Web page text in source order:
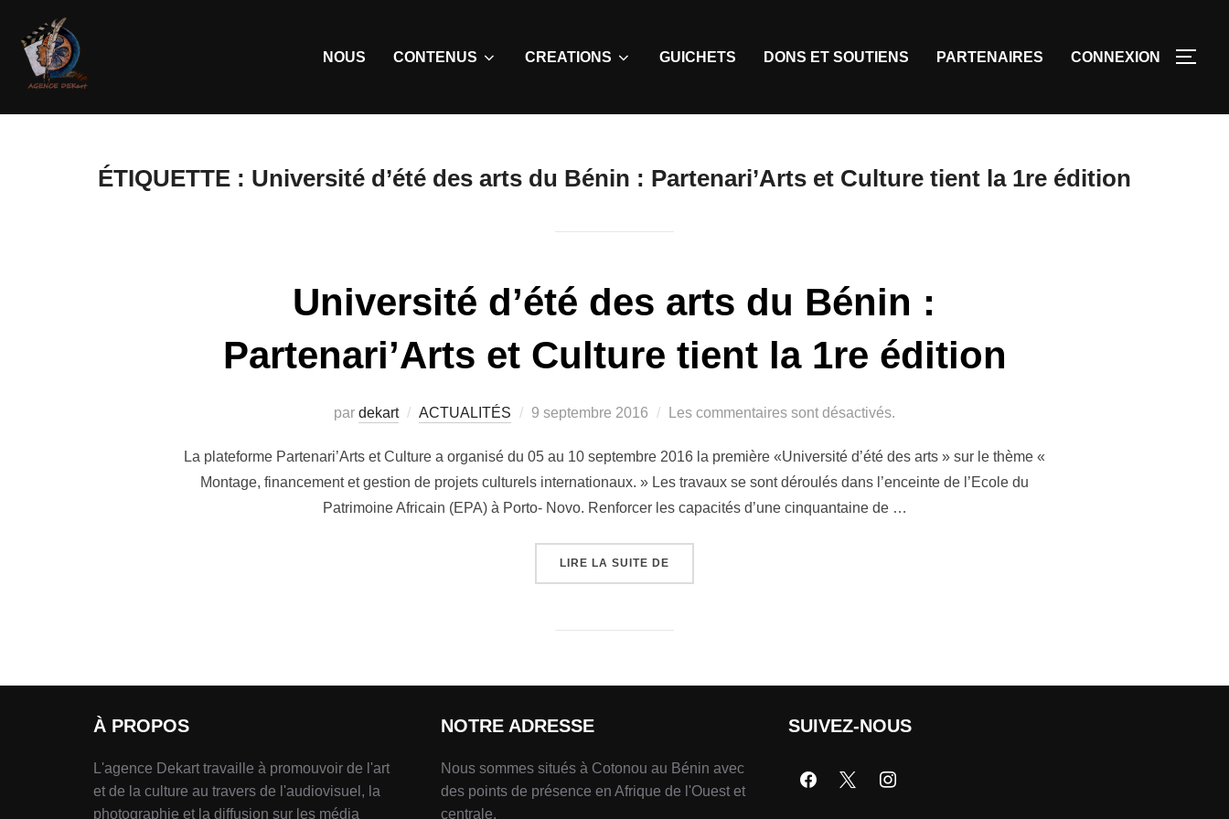
NOUS CONTENUS CREATIONS GUICHETS DONS ET SOUTIENS PARTENAIRES CONNEXION
ÉTIQUETTE : Université d’été des arts du Bénin : Partenari’Arts et Culture tient la 1re édition
Université d’été des arts du Bénin :
Partenari’Arts et Culture tient la 1re édition
par dekart ACTUALITÉS 9 septembre 2016 Les commentaires sont désactivés.
La plateforme Partenari’Arts et Culture a organisé du 05 au 10 septembre 2016 la première «Université d’été des arts » sur le thème «
Montage, financement et gestion de projets culturels internationaux. » Les travaux se sont déroulés dans l’enceinte de l’Ecole du
Patrimoine Africain (EPA) à Porto- Novo. Renforcer les capacités d’une cinquantaine de …
LIRE LA SUITE DE
À PROPOS
L'agence Dekart travaille à promouvoir de l'art
et de la culture au travers de l'audiovisuel, la
photographie et la diffusion sur les média
NOTRE ADRESSE
Nous sommes situés à Cotonou au Bénin avec
des points de présence en Afrique de l'Ouest et
centrale.
SUIVEZ-NOUS